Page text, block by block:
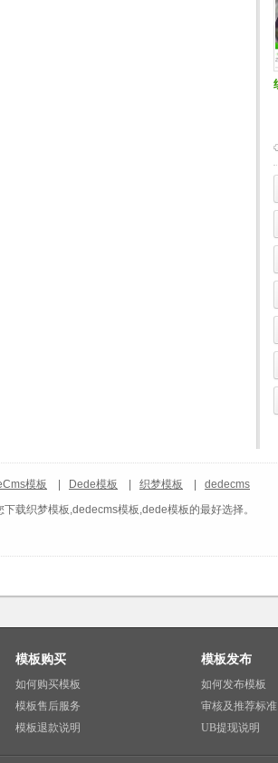
模板 Dede模板 织梦模板
dedecms
载织梦模板,dedecms模板,dede模板的最好选择。
模板购买
如何购买模板
模板售后服务
模板退款说明
模板发布
如何发布模板
审核及推荐标准
UB提现说明